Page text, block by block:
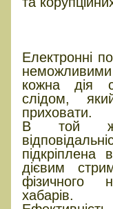
Електронні
неможливими
кожна дія
слідом,
приховати.
В той же
підкріплена
дієвим
фізичного
хабарів.